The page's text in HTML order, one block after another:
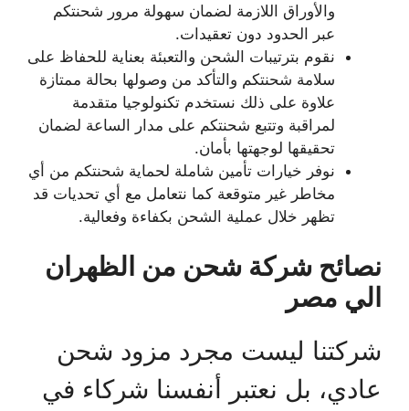
والأوراق اللازمة لضمان سهولة مرور شحنتكم
عبر الحدود دون تعقيدات.
نقوم بترتيبات الشحن والتعبئة بعناية للحفاظ على
سلامة شحنتكم والتأكد من وصولها بحالة ممتازة
علاوة على ذلك نستخدم تكنولوجيا متقدمة
لمراقبة وتتبع شحنتكم على مدار الساعة لضمان
تحقيقها لوجهتها بأمان.
نوفر خيارات تأمين شاملة لحماية شحنتكم من أي
مخاطر غير متوقعة كما نتعامل مع أي تحديات قد
تظهر خلال عملية الشحن بكفاءة وفعالية.
نصائح شركة شحن من الظهران
الي مصر
شركتنا ليست مجرد مزود شحن
عادي، بل نعتبر أنفسنا شركاء في